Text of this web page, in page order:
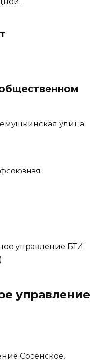
улица
управление
Сосенское,